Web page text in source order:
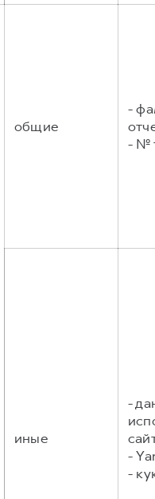
общие
-
- №
иные
-
-
-